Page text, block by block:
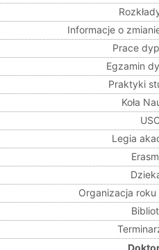
Informacje o
Prace
Egzamin
Praktyki
Koła
Legia
Organizacja